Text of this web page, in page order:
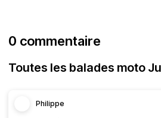
0 commentaire
Toutes les balades moto
Philippe